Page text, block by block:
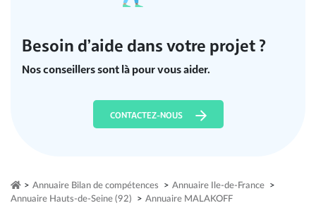
Besoin d’aide dans votre projet ?
Nos conseillers sont là pour vous aider.
CONTACTEZ-NOUS
> Annuaire Bilan de compétences > Annuaire Ile-de-France
>
Annuaire Hauts-de-Seine (92)
> Annuaire MALAKOFF